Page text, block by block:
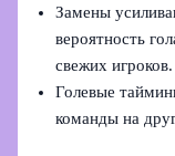
Замены
вероятность
свежих игроков.
Голевые
команды на